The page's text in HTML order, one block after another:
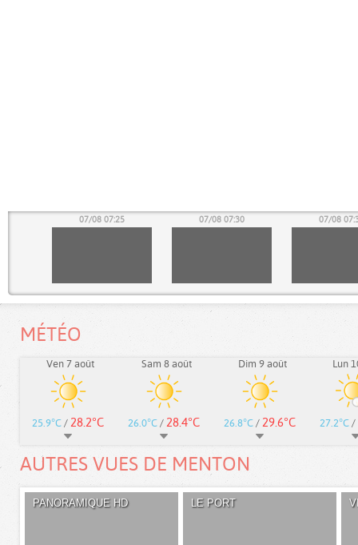
07/08 07:25 07/08 07:30 07/08
MÉTÉO
Ven 7 août
25.9°C / 28.2°C
Sam 8 août
26.0°C / 28.4°C
Dim 9 août
26.8°C / 29.6°C
Lun
27.2°C /
AUTRES VUES DE MENTON
PANORAMIQUE HD LE PORT